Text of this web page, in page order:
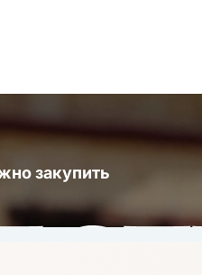
закупить